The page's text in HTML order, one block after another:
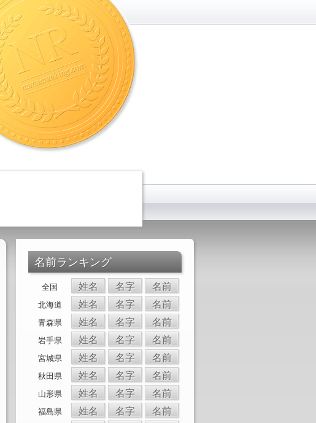
名前ランキング
全国 姓名 名字 名前
北海道 姓名 名字 名前
青森県 姓名 名字 名前
岩手県 姓名 名字 名前
宮城県 姓名 名字 名前
秋田県 姓名 名字 名前
山形県 姓名 名字 名前
福島県 姓名 名字 名前